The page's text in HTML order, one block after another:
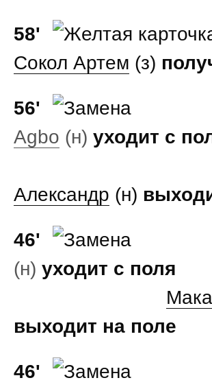
58'
Сокол Артем (з)
56'
Agbo (н) уходит с
Александр (н)
46'
(н) уходит с поля
выходит на поле
46'